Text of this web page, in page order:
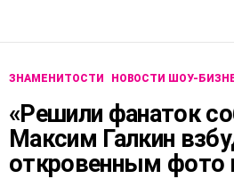
ЗНАМЕНИТОСТИ НОВОСТИ ШОУ-
«Решили фанаток
Максим Галкин
откровенным фото